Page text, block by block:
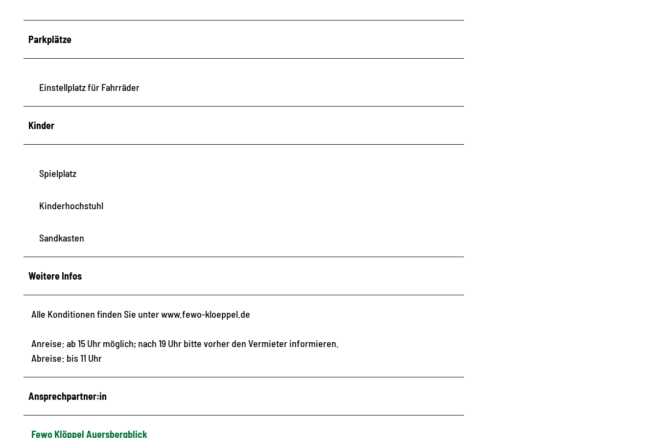
Parkplätze
Einstellplatz für Fahrräder
Kinder
Spielplatz
Kinderhochstuhl
Sandkasten
Weitere Infos
Alle Konditionen finden Sie unter www.fewo-kloeppel.de
Anreise: ab 15 Uhr möglich; nach 19 Uhr bitte vorher den Vermieter informieren.
Abreise: bis 11 Uhr
Ansprechpartner:in
Fewo Klöppel Auersbergblick